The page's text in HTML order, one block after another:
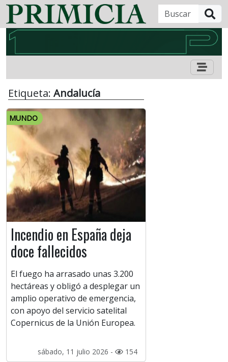
Etiqueta: Andalucía
MUNDO
Incendio en España deja
doce fallecidos
El fuego ha arrasado unas 3.200
hectáreas y obligó a desplegar un
amplio operativo de emergencia,
con apoyo del servicio satelital
Copernicus de la Unión Europea.
sábado, 11 julio 2026 - 154